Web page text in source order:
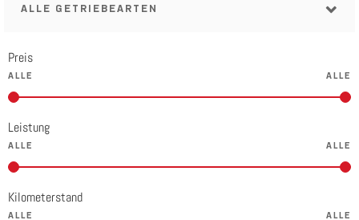
ALLE GETRIEBEARTEN
Preis
Leistung
Kilometerstand